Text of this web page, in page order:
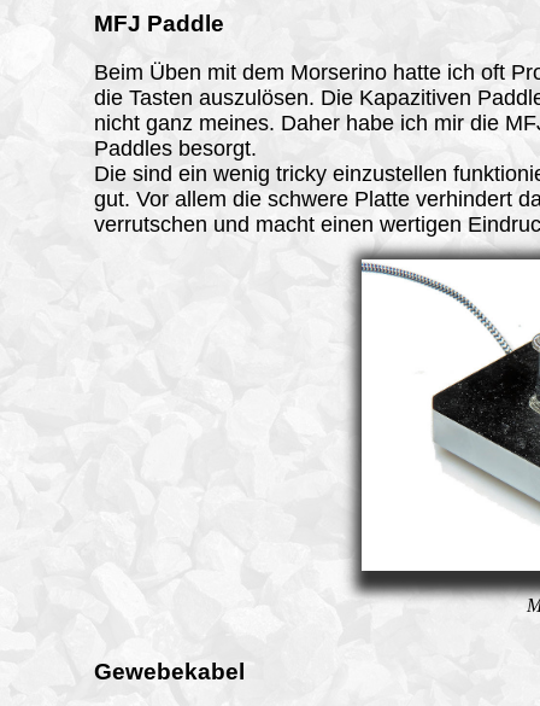
MFJ Paddle
Beim Üben mit dem Morserino hatte ich oft
die Tasten auszulösen. Die Kapazitiven
nicht ganz meines. Daher habe ich mir die
Paddles besorgt.
Die sind ein wenig tricky einzustellen
gut. Vor allem die schwere Platte verhindert
verrutschen und macht einen wertigen
Gewebekabel